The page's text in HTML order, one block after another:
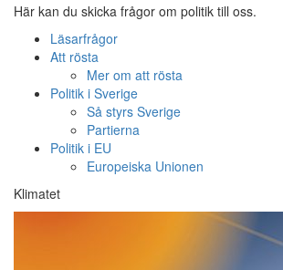
Här kan du skicka frågor om politik till oss.
Läsarfrågor
Att rösta
Mer om att rösta
Politik i Sverige
Så styrs Sverige
Partierna
Politik i EU
Europeiska Unionen
Klimatet